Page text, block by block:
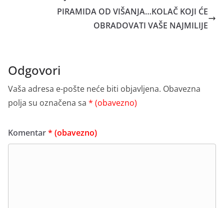
PIRAMIDA OD VIŠANJA…KOLAČ KOJI ĆE
OBRADOVATI VAŠE NAJMILIJE
Odgovori
Vaša adresa e-pošte neće biti objavljena. Obavezna
polja su označena sa * (obavezno)
Komentar* (obavezno)